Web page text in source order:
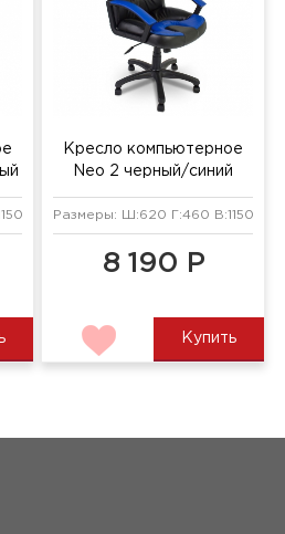
мм
Кресло компьютерное
Neo 2 черный/синий
Размеры: Ш:620 Г:460 В:1150 мм
8 190 Р
Купить